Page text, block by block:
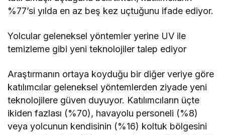
%77’si yılda en az beş kez uçtuğunu ifade ediyor.
Yolcular geleneksel yöntemler yerine UV ile
temizleme gibi yeni teknolojiler talep ediyor
Araştırmanın ortaya koyduğu bir diğer veriye göre
katılımcılar geleneksel yöntemlerden ziyade yeni
teknolojilere güven duyuyor. Katılımcıların üçte
ikiden fazlası (%70), havayolu personeli (%8)
veya yolcunun kendisinin (%16) koltuk bölgesini